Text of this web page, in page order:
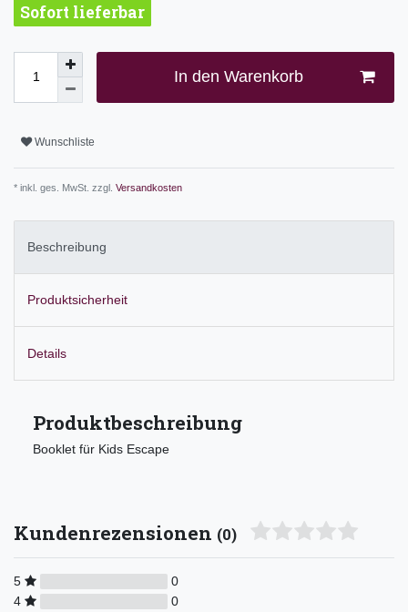
Sofort lieferbar
In den Warenkorb
Wunschliste
* inkl. ges. MwSt. zzgl. Versandkosten
Beschreibung
Produktsicherheit
Details
Produktbeschreibung
Booklet für Kids Escape
Kundenrezensionen (0)
5
0
4
0